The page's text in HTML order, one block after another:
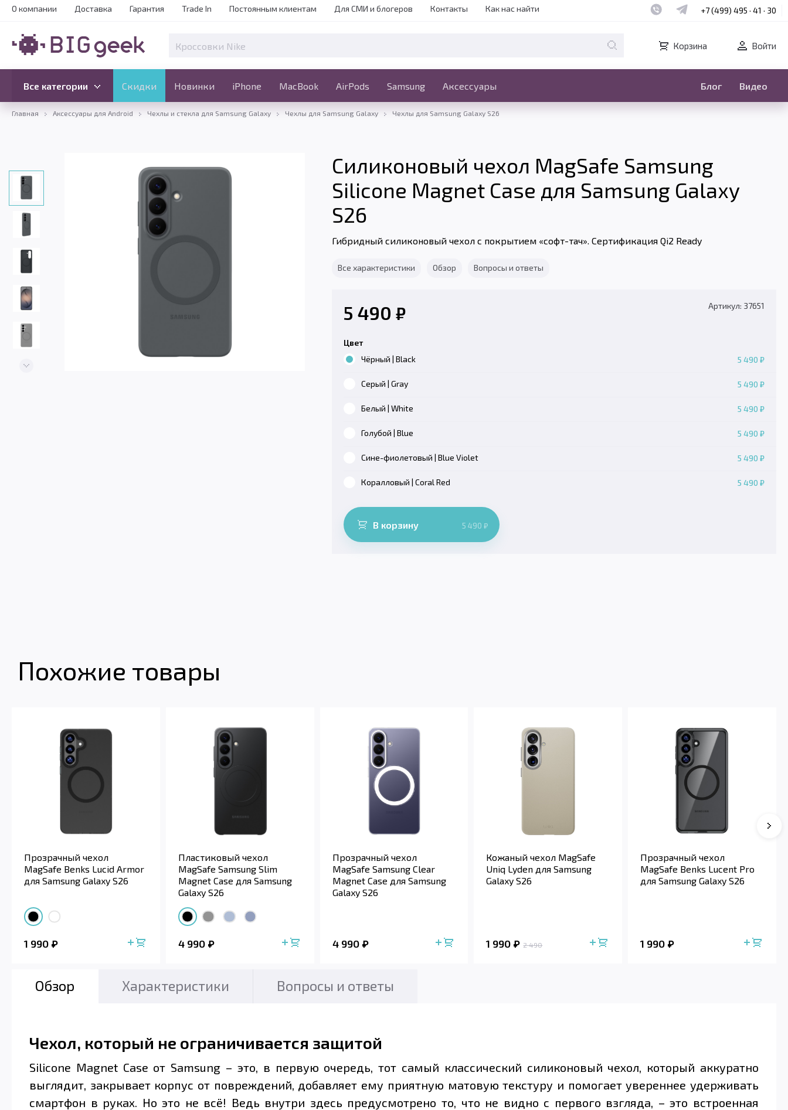
О компании Доставка Гарантия Trade In Постоянным клиентам Для СМИ и блогеров Контакты Как нас найти Наш whatsapp
Наш telegram
+7 (499) 495 · 41 · 30
Корзина Войти
Все категории Скидки Новинки iPhone MacBook AirPods Samsung Аксессуары Блог Видео
Скидки Новинки iPhone MacBook
Все категории Ещё
Главная Аксессуары для Android Чехлы и стекла для Samsung Galaxy Чехлы для Samsung Galaxy Чехлы для Samsung Galaxy S26
Силиконовый чехол MagSafe Samsung
Silicone Magnet Case для Samsung Galaxy
S26
Гибридный силиконовый чехол с покрытием «софт-тач». Сертификация Qi2 Ready
Все характеристики Обзор Вопросы и ответы
5 490 ₽ Артикул: 37651
Цвет
Чёрный | Black
5 490 ₽
Серый | Gray 5 490 ₽
Белый | White 5 490 ₽
Голубой | Blue 5 490 ₽
Сине-фиолетовый | Blue Violet 5 490 ₽
Коралловый | Coral Red 5 490 ₽
В корзину 5 490 ₽
Похожие товары
Прозрачный чехол
MagSafe Benks Lucid Armor
для Samsung Galaxy S26
1 990
Пластиковый чехол
MagSafe Samsung Slim
Magnet Case для Samsung
Galaxy S26
4 990
Прозрачный чехол
MagSafe Samsung Clear
Magnet Case для Samsung
Galaxy S26
4 990
Кожаный чехол MagSafe
Uniq Lyden для Samsung
Galaxy S26
1 990 2 490
Прозрачный чехол
MagSafe Benks Lucent Pro
для Samsung Galaxy S26
1 990
Обзор Характеристики Вопросы и ответы
Чехол, который не ограничивается защитой
Silicone Magnet Case от Samsung – это, в первую очередь, тот самый классический силиконовый чехол, который аккуратно
выглядит, закрывает корпус от повреждений, добавляет ему приятную матовую текстуру и помогает увереннее удерживать
смартфон в руках. Но это не всё! Ведь внутри здесь предусмотрено то, что не видно с первого взгляда, – это встроенная